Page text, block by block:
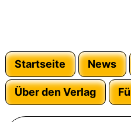
Startseite News
Über den Verlag